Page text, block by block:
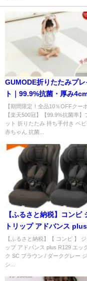
GUMODE折りたたみプレ
ト｜99.9%抗菌・厚み
ゃんも安心
【期間限定！全品10％OFFクー
【楽天500冠】【99.9%抗菌率】
ット 折りたたみ 持ち手付き ベビ
赤ちゃん 抗菌...
【ふるさと納税】コンビ
トリップ アドバンス
1歳から12歳対応ジュニ
【ふるさと納税】【 コンビ 】
ップ アドバンス plus R129 エッ
ク SC ブラウン / ダークグレー
シ...